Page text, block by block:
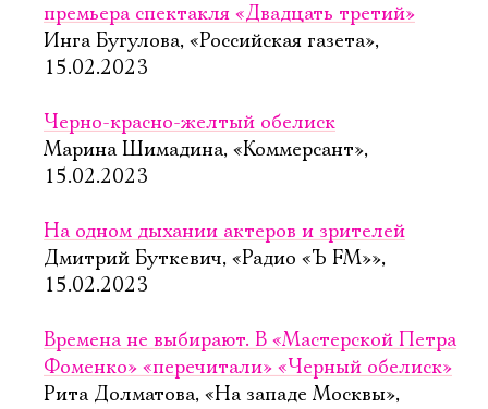
премьера спектакля «Двадцать третий»
Инга Бугулова, «Российская газета»,
15.02.2023
Черно-красно-желтый обелиск
Марина Шимадина, «Коммерсант»,
15.02.2023
На одном дыхании актеров и зрителей
Дмитрий Буткевич, «Радио «Ъ FM»»,
15.02.2023
Времена не выбирают. В «Мастерской Петра
Фоменко» «перечитали» «Черный обелиск»
Рита Долматова, «На западе Москвы»,